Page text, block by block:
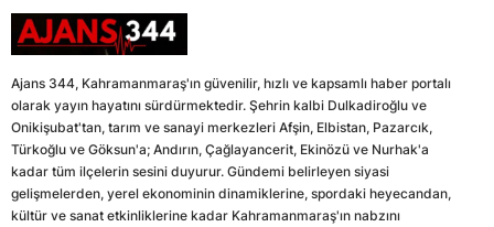
Ajans 344, Kahramanmaraş'ın güvenilir, hızlı ve kapsamlı haber portalı
olarak yayın hayatını sürdürmektedir. Şehrin kalbi Dulkadiroğlu ve
Onikişubat'tan, tarım ve sanayi merkezleri Afşin, Elbistan, Pazarcık,
Türkoğlu ve Göksun'a; Andırın, Çağlayancerit, Ekinözü ve Nurhak'a
kadar tüm ilçelerin sesini duyurur. Gündemi belirleyen siyasi
gelişmelerden, yerel ekonominin dinamiklerine, spordaki heyecandan,
kültür ve sanat etkinliklerine kadar Kahramanmaraş'ın nabzını